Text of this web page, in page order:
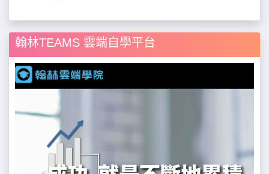
翰林TEAMS 雲端自學平台